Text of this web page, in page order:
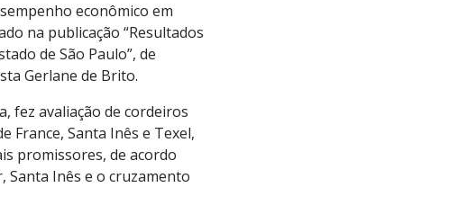
econômico em
na publicação “Resultados
de São Paulo”, de
Gerlane de Brito.
fez avaliação de cordeiros
France, Santa Inês e Texel,
promissores, de acordo
Santa Inês e o cruzamento